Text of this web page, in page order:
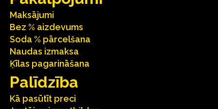
Maksājumi
Bez % aizdevums
Soda % pārcelšana
Naudas izmaksa
Ķīlas pagarināšana
Palīdzība
Kā pasūtīt preci